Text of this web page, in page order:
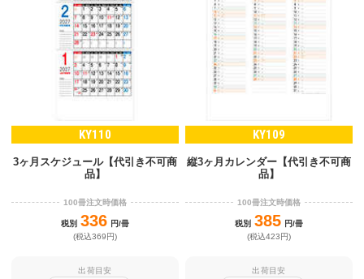
KY110
3ヶ月スケジュール【代引き不可商
品】
100冊注文時価格
税別 336 円/冊
(税込369円)
出荷目安
KY109
縦3ヶ月カレンダー【代引き不可商
品】
100冊注文時価格
税別 385 円/冊
(税込423円)
出荷目安